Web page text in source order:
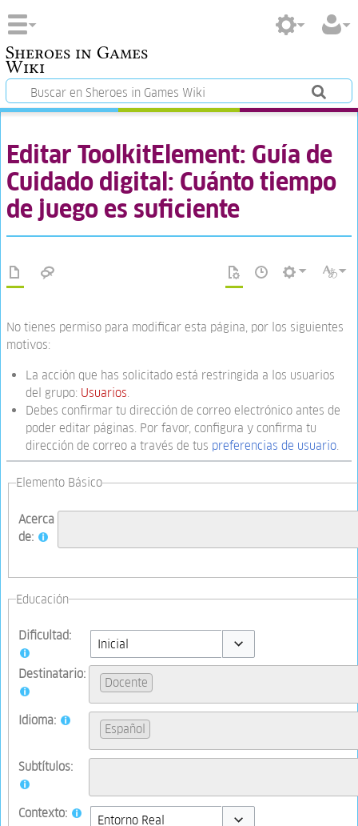
Sheroes in Games
Wiki
Editar ToolkitElement: Guía de
Cuidado digital: Cuánto tiempo
de juego es suficiente
No tienes permiso para modificar esta página, por los siguientes
motivos:
La acción que has solicitado está restringida a los usuarios
del grupo: Usuarios
Debes confirmar tu dirección de correo electrónico antes de
poder editar páginas. Por favor, configura y confirma tu
dirección de correo a través de tus preferencias de usuario
Elemento Básico
Acerca
de:
Educación
Dificultad:
Toggle options
Destinatario:
Docente
Idioma:
Español
Subtítulos:
Contexto: